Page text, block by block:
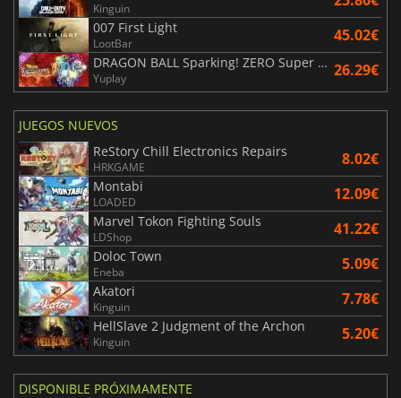
Kinguin
007 First Light
LootBar 45.02€
DRAGON BALL Sparking! ZERO Super Limit Breaking NEO
Yuplay 26.29€
JUEGOS NUEVOS
ReStory Chill Electronics Repairs
HRKGAME 8.02€
Montabi
LOADED 12.09€
Marvel Tokon Fighting Souls
LDShop 41.22€
Doloc Town
Eneba 5.09€
Akatori
Kinguin 7.78€
HellSlave 2 Judgment of the Archon
Kinguin 5.20€
DISPONIBLE PRÓXIMAMENTE